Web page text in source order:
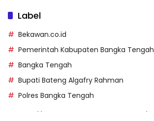
Label
Bekawan.co.id
Pemerintah Kabupaten Bangka Tengah
Bangka Tengah
Bupati Bateng Algafry Rahman
Polres Bangka Tengah